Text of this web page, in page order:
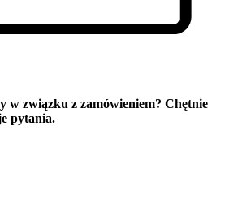
w związku z zamówieniem? Chętnie
pytania.